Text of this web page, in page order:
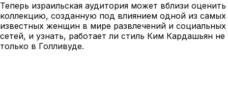
Теперь израильская аудитория может вблизи оценить
коллекцию, созданную под влиянием одной из самых
известных женщин в мире развлечений и социальных
сетей, и узнать, работает ли стиль Ким Кардашьян не
только в Голливуде.